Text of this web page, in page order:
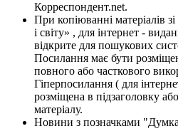
Корреспондент.net.
При копіюванні матеріалів
і світу» , для інтернет -
відкрите для пошукових
Посилання має бути
повного або часткового
Гіперпосилання ( для
розміщена в підзаголовку
матеріалу.
Новини з позначками